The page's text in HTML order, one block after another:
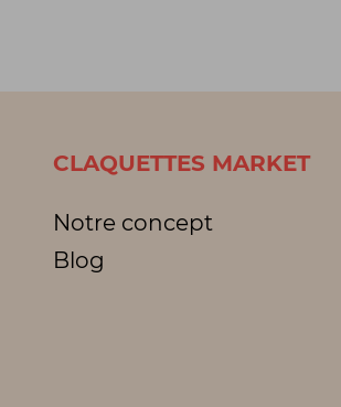
CLAQUETTES MARKET
Notre concept
Blog